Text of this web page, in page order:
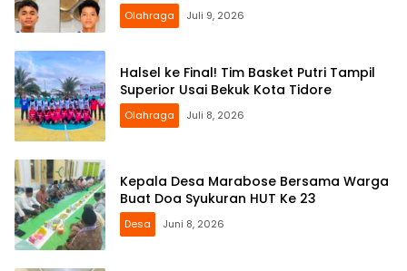
Olahraga Juli 9, 2026
Halsel ke Final! Tim Basket Putri Tampil
Superior Usai Bekuk Kota Tidore
Olahraga Juli 8, 2026
Kepala Desa Marabose Bersama Warga
Buat Doa Syukuran HUT Ke 23
Desa Juni 8, 2026